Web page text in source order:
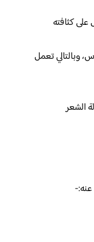
كثافته
وبالتالي تعمل
الشعر